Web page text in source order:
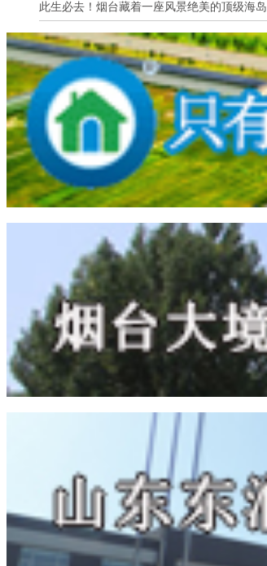
此生必去！烟台藏着一座风景绝美的顶级海岛